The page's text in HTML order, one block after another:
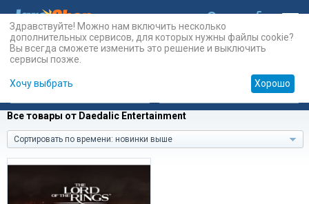
Карты Prepaid
Все товары от Daedalic Entertainment
Сортировать по времени: новинки выше
Здравствуйте! Можно нам включить несколько
дополнительных сервисов, для которых нужны файлы cookie?
Вы всегда сможете изменить это решение и выключить
сервисы позже.
Хочу выбрать Хорошо